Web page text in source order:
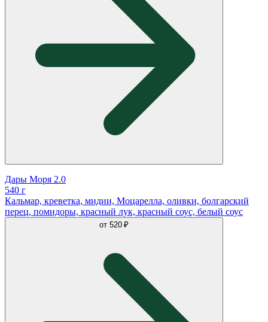
Дары Моря 2.0
540 г
Кальмар, креветка, мидии, Моцарелла, оливки, болгарский
перец, помидоры, красный лук, красный соус, белый соус
от 520 ₽